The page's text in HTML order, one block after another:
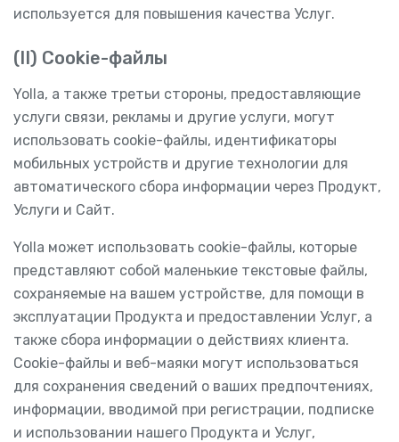
используется для повышения качества Услуг.
(II) Cookie-файлы
Yolla, а также третьи стороны, предоставляющие
услуги связи, рекламы и другие услуги, могут
использовать cookie-файлы, идентификаторы
мобильных устройств и другие технологии для
автоматического сбора информации через Продукт,
Услуги и Сайт.
Yolla может использовать cookie-файлы, которые
представляют собой маленькие текстовые файлы,
сохраняемые на вашем устройстве, для помощи в
эксплуатации Продукта и предоставлении Услуг, а
также сбора информации о действиях клиента.
Cookie-файлы и веб-маяки могут использоваться
для сохранения сведений о ваших предпочтениях,
информации, вводимой при регистрации, подписке
и использовании нашего Продукта и Услуг,